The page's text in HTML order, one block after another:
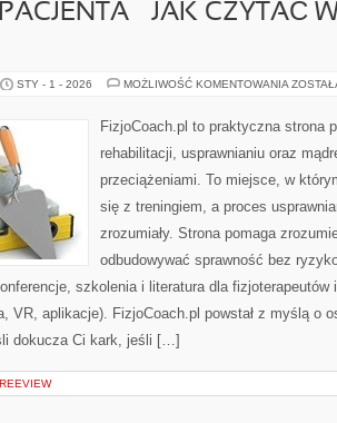
– JAK CZYTAĆ
STY - 1 - 2026 MOŻLIWOŚĆ KOMENTOWANIA
JAK
CZYTAĆ
BADAŃ
FizjoCoach.pl to praktyczna strona
rehabilitacji, usprawnianiu oraz
przeciążeniami. To miejsce, w
się z treningiem, a proces
zrozumiały. Strona pomaga
odbudowywać sprawność bez
szkolenia i literatura dla fizjoterapeutów
VR, aplikacje). FizjoCoach.pl powstał z myślą o
dokucza Ci kark, jeśli […]